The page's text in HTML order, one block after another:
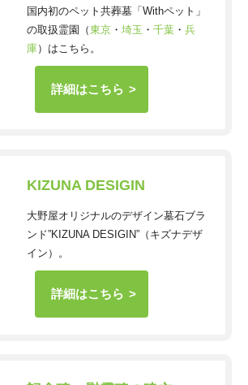
国内初のペット共葬墓「Withペット」
の取扱霊園（東京・ 埼玉 ・ 千葉・ 兵
庫）はこちら。
詳細はこちら
KIZUNA DESIGIN
大野屋オリジナルのデザイン墓石ブラ
ンド”KIZUNA DESIGIN”（キズナデザ
イン）。
詳細はこちら